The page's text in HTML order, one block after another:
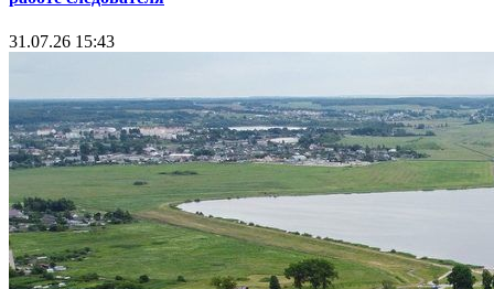
31.07.26 15:43